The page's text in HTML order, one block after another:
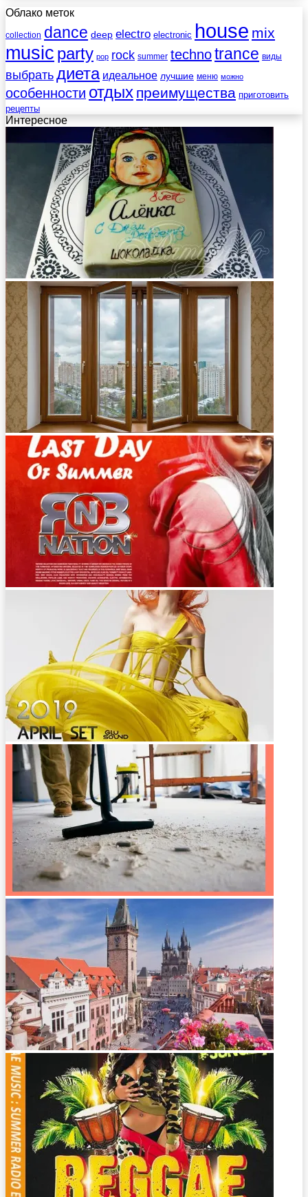
Облако меток
collection dance deep electro electronic house mix
music party pop rock summer technotrance виды
выбратьдиета идеальное лучшие меню можно
особенности отдых преимущества приготовить
рецепты
Интересное